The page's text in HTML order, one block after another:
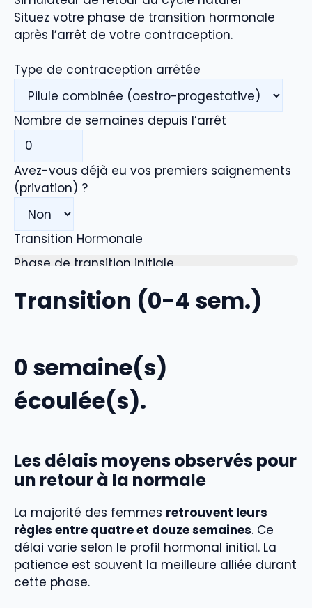
Situez votre phase de transition hormonale
après l’arrêt de votre contraception.
Type de contraception arrêtée
Nombre de semaines depuis l’arrêt
Avez-vous déjà eu vos premiers saignements
(privation) ?
Transition Hormonale
Phase de transition initiale
règles naturelles ne sont généralement pas
avant encore quelques semaines.
Le corps met parfois plus de temps à relancer
l’axe cerveau-ovaires. Si l’
(aménorrhée) dépasse 6 mois
Transition (0-4 sem.)
0 semaine(s)
écoulée(s).
Les délais moyens observés pour
un retour à la normale
La majorité des femmes retrouvent leurs
règles entre quatre et douze semaines. Ce
délai varie selon le profil hormonal initial. La
patience est souvent la meilleure alliée durant
cette phase.